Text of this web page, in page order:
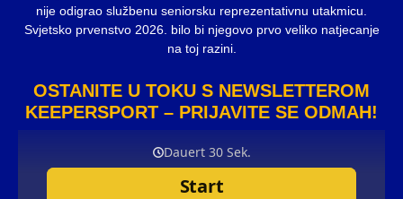
nije odigrao službenu seniorsku reprezentativnu utakmicu.
Svjetsko prvenstvo 2026. bilo bi njegovo prvo veliko natjecanje
na toj razini.
OSTANITE U TOKU S NEWSLETTEROM
KEEPERSPORT – PRIJAVITE SE ODMAH!